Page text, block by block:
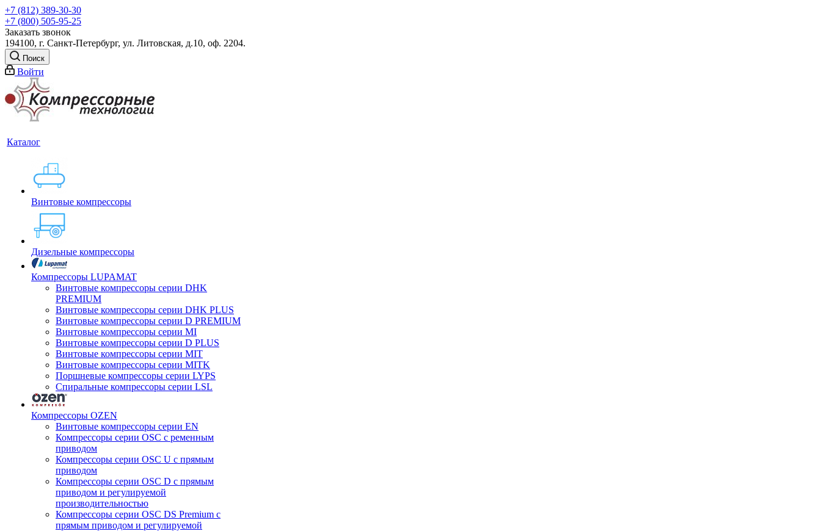
+7 (812) 389-30-30
+7 (800) 505-95-25
Заказать звонок
194100, г. Санкт-Петербург, ул. Литовская, д.10, оф. 2204.
Поиск
Войти
Каталог
Винтовые компрессоры
Дизельные компрессоры
Компрессоры LUPAMAT
Винтовые компрессоры серии DHK
PREMIUM
Винтовые компрессоры серии DHK PLUS
Винтовые компрессоры серии D PREMIUM
Винтовые компрессоры серии MI
Винтовые компрессоры серии D PLUS
Винтовые компрессоры серии MIT
Винтовые компрессоры серии MITK
Поршневые компрессоры серии LYPS
Спиральные компрессоры серии LSL
Компрессоры OZEN
Винтовые компрессоры серии EN
Компрессоры серии OSC с ременным
приводом
Компрессоры серии OSC U с прямым
приводом
Компрессоры серии OSC D с прямым
приводом и регулируемой
производительностью
Компрессоры серии OSC DS Premium с
прямым приводом и регулируемой